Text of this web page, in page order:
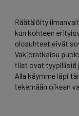
Räätälöity
kun kohteen
olosuhteet eivät
Vakioratkaisu
tilat ovat tyypillisiä
Alla käymme läpi
tekemään oikean